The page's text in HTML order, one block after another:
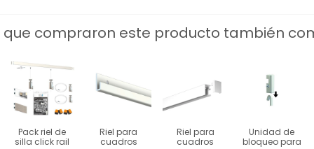
que compraron este producto también
Pack riel de
silla click rail
Riel para
cuadros
Riel para
cuadros
Unidad de
bloqueo para